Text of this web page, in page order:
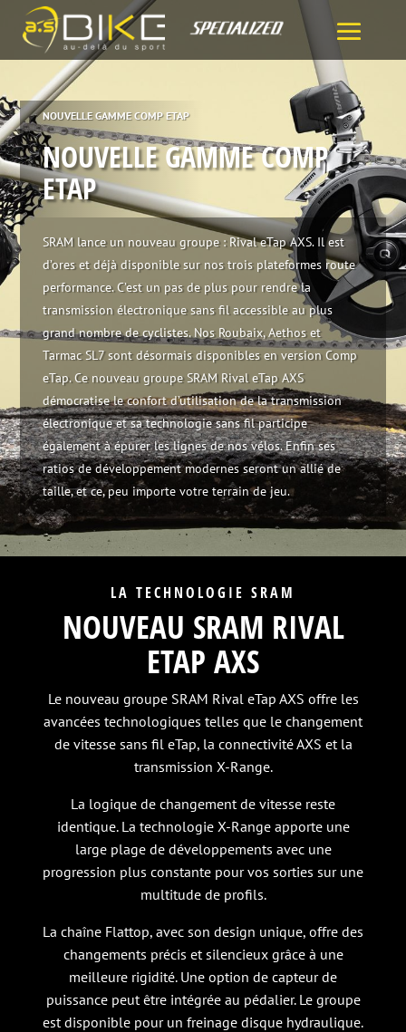
NOUVELLE GAMME COMP ETAP
NOUVELLE GAMME COMP
ETAP
SRAM lance un nouveau groupe : Rival eTap AXS. Il est
d’ores et déjà disponible sur nos trois plateformes route
performance. C’est un pas de plus pour rendre la
transmission électronique sans fil accessible au plus
grand nombre de cyclistes. Nos Roubaix, Aethos et
Tarmac SL7 sont désormais disponibles en version Comp
eTap. Ce nouveau groupe SRAM Rival eTap AXS
démocratise le confort d’utilisation de la transmission
électronique et sa technologie sans fil participe
également à épurer les lignes de nos vélos. Enfin ses
ratios de développement modernes seront un allié de
taille, et ce, peu importe votre terrain de jeu.
LA TECHNOLOGIE SRAM
NOUVEAU SRAM RIVAL
ETAP AXS
Le nouveau groupe SRAM Rival eTap AXS offre les
avancées technologiques telles que le changement
de vitesse sans fil eTap, la connectivité AXS et la
transmission X-Range.
La logique de changement de vitesse reste
identique. La technologie X-Range apporte une
large plage de développements avec une
progression plus constante pour vos sorties sur une
multitude de profils.
La chaîne Flattop, avec son design unique, offre des
changements précis et silencieux grâce à une
meilleure rigidité. Une option de capteur de
puissance peut être intégrée au pédalier. Le groupe
est disponible pour un freinage disque hydraulique.